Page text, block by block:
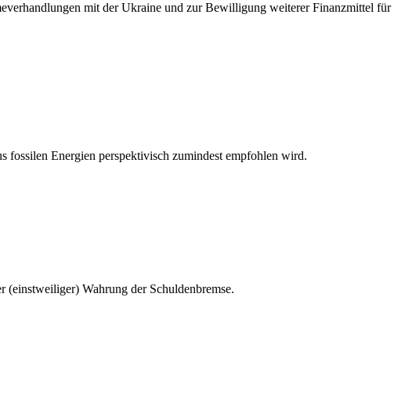
mit der Ukraine und zur Bewilligung weiterer Finanzmittel für
fossilen Energien perspektivisch zumindest empfohlen wird.
Wahrung der Schuldenbremse.